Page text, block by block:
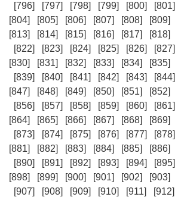
[796]
[797] [798] [799] [800] [801]
[804]
[805] [806] [807] [808] [809]
[813]
[814] [815] [816] [817] [818]
[822]
[823] [824] [825] [826] [827]
[830]
[831] [832] [833] [834] [835]
[839]
[840] [841] [842] [843] [844]
[847]
[848] [849] [850] [851] [852]
[856]
[857] [858] [859] [860] [861]
[864]
[865] [866] [867] [868] [869]
[873]
[874] [875] [876] [877] [878]
[881]
[882] [883] [884] [885] [886]
[890]
[891] [892] [893] [894] [895]
[898]
[899] [900] [901] [902] [903]
[907]
[908] [909] [910] [911] [912]